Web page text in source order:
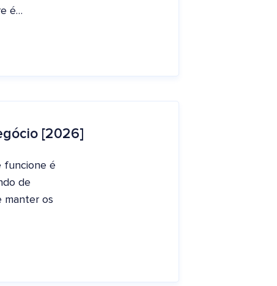
é…
[2026]
funcione é
de
manter os